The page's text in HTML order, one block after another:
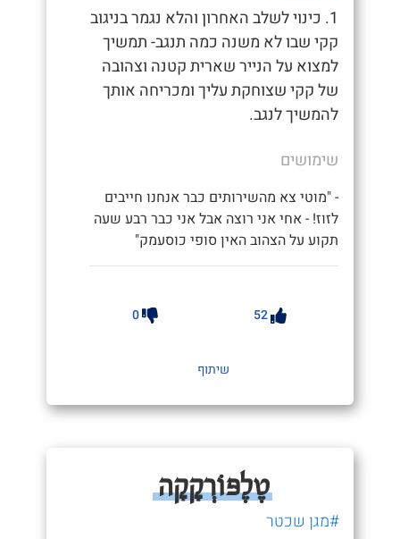
1. כינוי לשלב האחרון והלא נגמר בניגוב
קקי שבו לא משנה כמה תנגב- תמשיך
למצוא על הנייר שארית קטנה וצהובה
של קקי שצוחקת עליך ומכריחה אותך
להמשיך לנגב.
שימושים
- "מוטי צא מהשירותים כבר אנחנו חייבים
לזוז! - אחי אני רוצה אבל אני כבר רבע שעה
תקוע על הצהוב האין סופי כוסעמק"
52
0
שיתוף
טֶלֶפּוֹרְקָָקָה
#מגן שכטר